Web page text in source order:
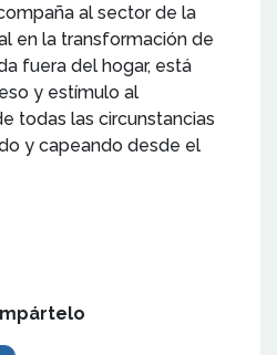
al sector de la
en la transformación de
fuera del hogar, está
y estímulo al
todas las circunstancias
y capeando desde el